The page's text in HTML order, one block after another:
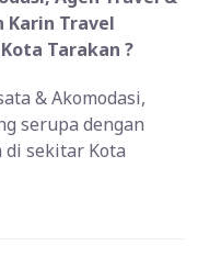
Karin Travel
Tarakan ?
& Akomodasi,
serupa dengan
di sekitar Kota